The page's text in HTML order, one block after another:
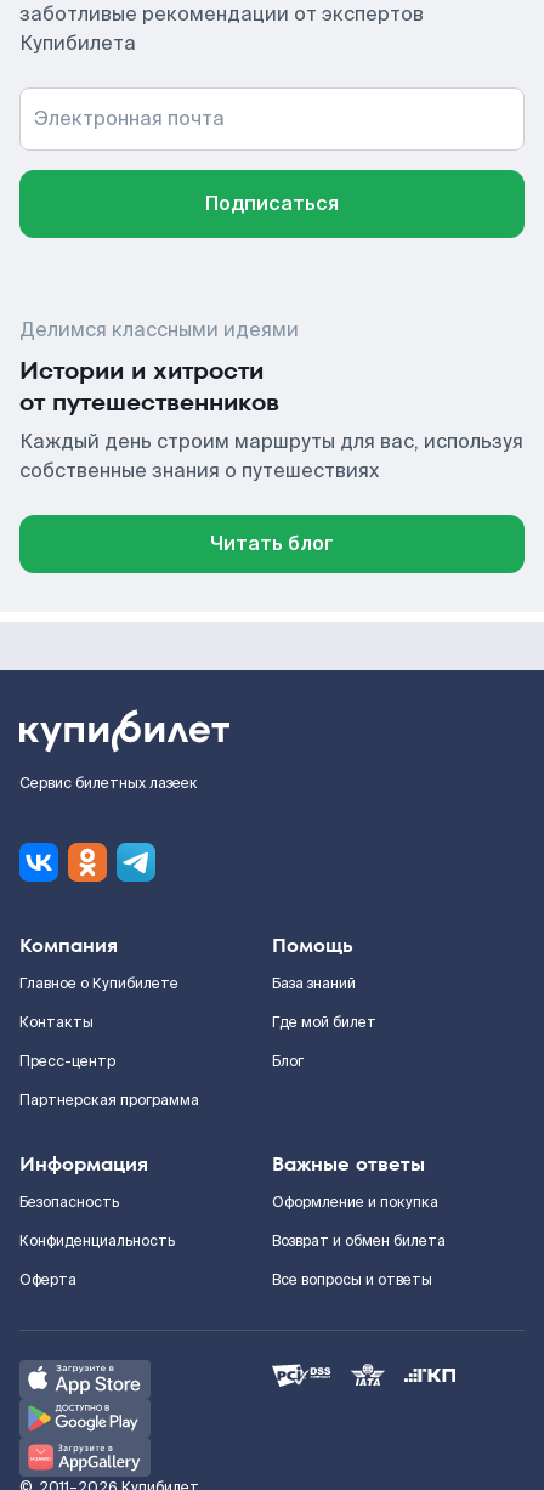
заботливые рекомендации от экспертов
Купибилета
Электронная почта
Подписаться
Делимся классными идеями
Истории и хитрости
от путешественников
Каждый день строим маршруты для вас, используя
собственные знания о путешествиях
Читать блог
Сервис билетных лазеек
Компания
Главное о Купибилете
Контакты
Пресс-центр
Партнерская программа
Помощь
База знаний
Где мой билет
Блог
Информация
Безопасность
Конфиденциальность
Оферта
Важные ответы
Оформление и покупка
Возврат и обмен билета
Все вопросы и ответы